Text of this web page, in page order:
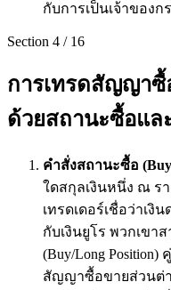
กับการเป็นเจ้าของ
Section 4 / 16
การเทรดสัญญาซื้
ด้วยสถานะซื้อแล
คำสั่งสถานะซื้อ
ใดสกุลเงินหนึ่ง ณ ร
เทรดเดอร์เชื่อว่าเงิ
กับเงินยูโร พวกเขา
(Buy/Long
สัญญาซื้อขายส่วนต่า